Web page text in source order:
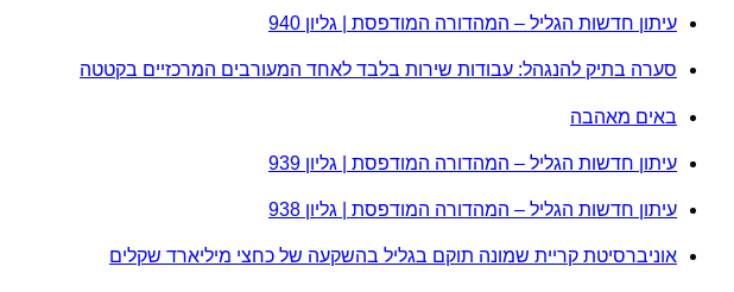
עיתון חדשות הגליל – המהדורה המודפסת | גליון 940
סערה בתיק להנגהל: עבודות שירות בלבד לאחד המעורבים המרכזיים בקטטה
באים מאהבה
עיתון חדשות הגליל – המהדורה המודפסת | גליון 939
עיתון חדשות הגליל – המהדורה המודפסת | גליון 938
אוניברסיטת קריית שמונה תוקם בגליל בהשקעה של כחצי מיליארד שקלים